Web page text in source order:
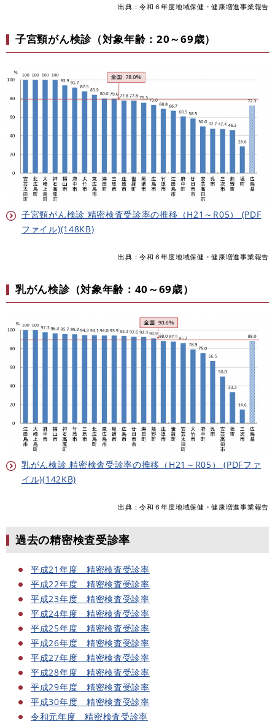
出典：令和６年度地域保健・健康増進事業報告
子宮頸がん検診（対象年齢：20～69歳）
子宮頸がん検診 精密検査受診率の推移（H21～R05） (PDF
ファイル)(148KB)
出典：令和６年度地域保健・健康増進事業報告
乳がん検診（対象年齢：40～69歳）
乳がん検診 精密検査受診率の推移（H21～R05） (PDFファ
イル)(142KB)
出典：令和６年度地域保健・健康増進事業報告
過去の精密検査受診率
平成21年度 精密検査受診率
平成22年度 精密検査受診率
平成23年度 精密検査受診率
平成24年度 精密検査受診率
平成25年度 精密検査受診率
平成26年度 精密検査受診率
平成27年度 精密検査受診率
平成28年度 精密検査受診率
平成29年度 精密検査受診率
平成30年度 精密検査受診率
令和元年度 精密検査受診率